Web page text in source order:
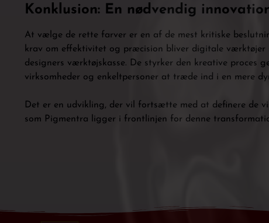
Konklusion: En nødvendig
At vælge de rette farver er en af de mest kritiske
krav om effektivitet og præcision bliver digitale værktøjer
designers værktøjskasse. De styrker den kreative proces
virksomheder og enkeltpersoner at træde ind i en mere
Det er en udvikling, der vil fortsætte med at definere de
som Pigmentra ligger i frontlinjen for denne